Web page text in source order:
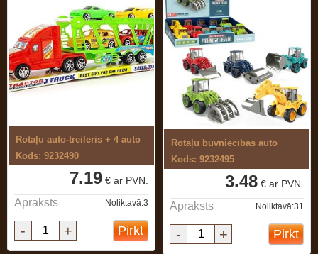
Rotaļu auto-treileris + 4 auto
Kods: 9232490
7.19 € ar PVN.
Apraksts Noliktavā:3
- + Pirkt
Rotaļu būvniecības auto
Kods: 9232495
3.48 € ar PVN.
Apraksts Noliktavā:31
- + Pirkt